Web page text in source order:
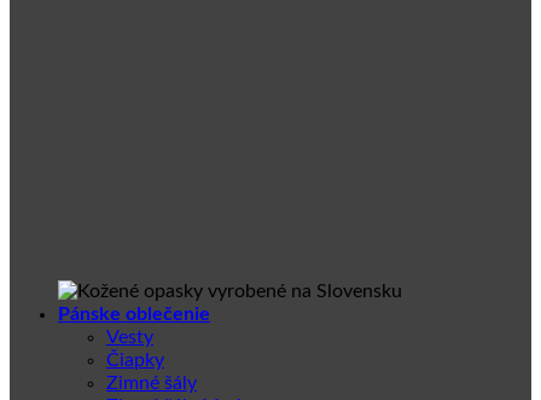
Pánske oblečenie
Vesty
Čiapky
Zimné šály